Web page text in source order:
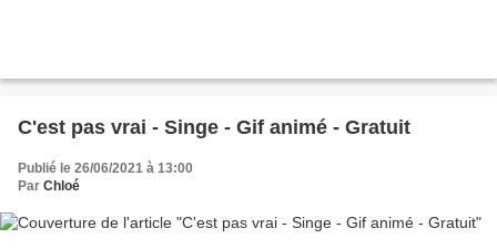
C'est pas vrai - Singe - Gif animé - Gratuit
Publié le 26/06/2021 à 13:00
Par Chloé